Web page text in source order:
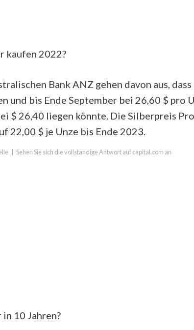
kaufen 2022?
Bank ANZ gehen davon aus,
und bis Ende September bei 26,60 $ pro
$ 26,40 liegen könnte. Die Silberpreis
22,00 $ je Unze bis Ende 2023.
Sehen Sie sich die vollständige Antwort auf capital.com an
10 Jahren?